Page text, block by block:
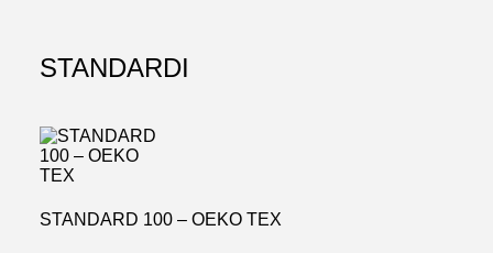
STANDARDI
STANDARD 100 – OEKO TEX